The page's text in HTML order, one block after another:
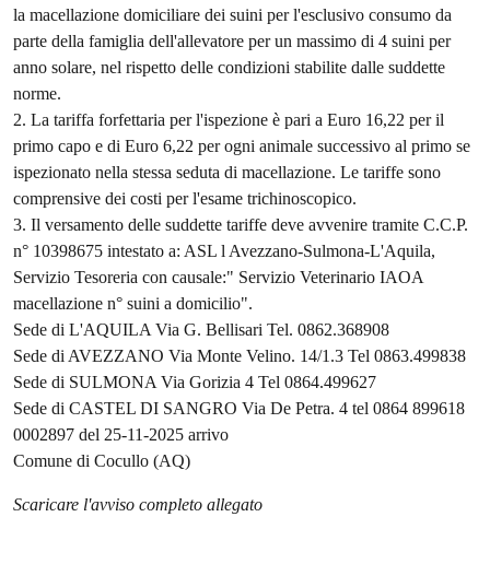
la macellazione domiciliare dei suini per l'esclusivo consumo da
parte della famiglia dell'allevatore per un massimo di 4 suini per
anno solare, nel rispetto delle condizioni stabilite dalle suddette
norme.
2. La tariffa forfettaria per l'ispezione è pari a Euro 16,22 per il
primo capo e di Euro 6,22 per ogni animale successivo al primo se
ispezionato nella stessa seduta di macellazione. Le tariffe sono
comprensive dei costi per l'esame trichinoscopico.
3. Il versamento delle suddette tariffe deve avvenire tramite C.C.P.
n° 10398675 intestato a: ASL l Avezzano-Sulmona-L'Aquila,
Servizio Tesoreria con causale:" Servizio Veterinario IAOA
macellazione n° suini a domicilio".
Sede di L'AQUILA Via G. Bellisari Tel. 0862.368908
Sede di AVEZZANO Via Monte Velino. 14/1.3 Tel 0863.499838
Sede di SULMONA Via Gorizia 4 Tel 0864.499627
Sede di CASTEL DI SANGRO Via De Petra. 4 tel 0864 899618
0002897 del 25-11-2025 arrivo
Comune di Cocullo (AQ)
Scaricare l'avviso completo allegato